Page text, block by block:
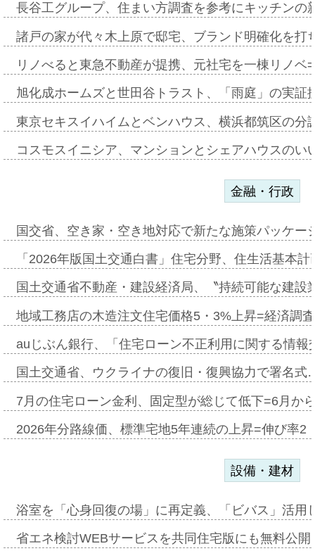
長谷工グループ、住まい方調査を参考にキッチン
諸戸の家が代々木上原で邸宅、ブランド明確化を
リノべると東急不動産が提携、元社宅を一棟リノ
旭化成ホームズと世田谷トラスト、「雨庭」の実
東京セキスイハイムとベンハウス、横浜都筑区の
コスモスイニシア、マンションとシェアハウスの
金融・行政
国交省、空き家・空き地対応で新たな施策パッケ
「2026年版国土交通白書」住宅分野、住生活基本
国土交通省不動産・建設経済局、〝持続可能な建
地域工務店の木造注文住宅価格5・3%上昇=経済調
auじぶん銀行、「住宅ローン不正利用に関する情
国土交通省、ウクライナの復旧・復興協力で署名
7月の住宅ローン金利、固定型が総じて低下=6月か
2026年分路線価、標準宅地5年連続の上昇=伸び率
設備・建材
浴室を「心身回復の場」に再定義、「ビバス」活
省エネ検討WEBサービスを共同住宅版にも無料公